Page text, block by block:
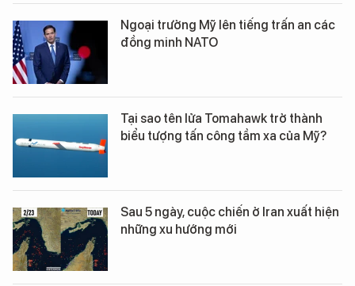
Ngoại trưởng Mỹ lên tiếng trấn an các
đồng minh NATO
Tại sao tên lửa Tomahawk trở thành
biểu tượng tấn công tầm xa của Mỹ?
Sau 5 ngày, cuộc chiến ở Iran xuất hiện
những xu hướng mới